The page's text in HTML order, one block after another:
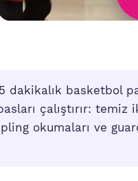
dakikalık basketbol
çalıştırır: temiz
okumaları ve